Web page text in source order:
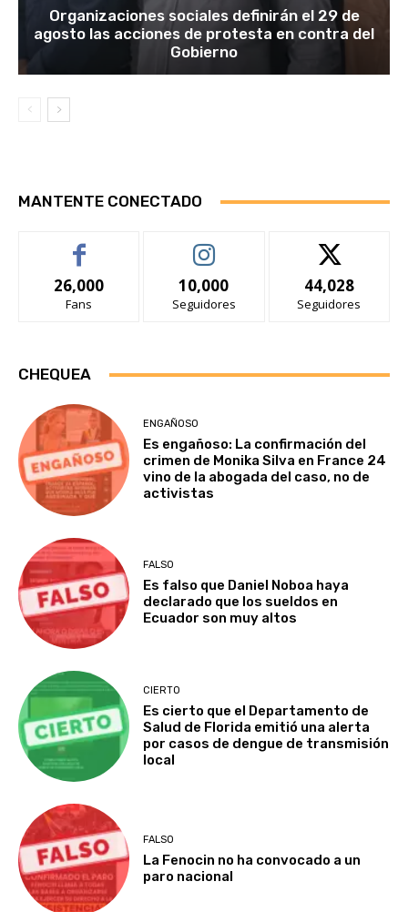
Organizaciones sociales definirán el 29 de
agosto las acciones de protesta en contra del
Gobierno
MANTENTE CONECTADO
26,000
Fans
10,000
Seguidores
44,028
Seguidores
CHEQUEA
ENGAÑOSO
Es engañoso: La confirmación del
crimen de Monika Silva en France 24
vino de la abogada del caso, no de
activistas
FALSO
Es falso que Daniel Noboa haya
declarado que los sueldos en
Ecuador son muy altos
CIERTO
Es cierto que el Departamento de
Salud de Florida emitió una alerta
por casos de dengue de transmisión
local
FALSO
La Fenocin no ha convocado a un
paro nacional